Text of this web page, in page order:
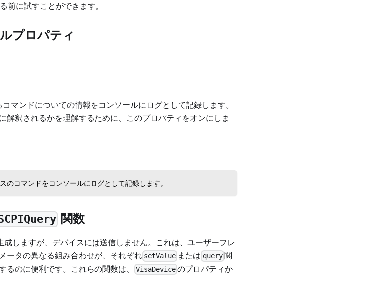
前に試すことができます。
プロパティ
マンドについての情報をコンソールにログとして記録します。
解釈されるかを理解するために、このプロパティをオンにしま
マンドをコンソールにログとして記録します。
関数
成しますが、デバイスには送信しません。これは、ユーザーフレ
ータの異なる組み合わせが、それぞれ setValue または query関
のに便利です。これらの関数は、
VisaDevice のプロパティか